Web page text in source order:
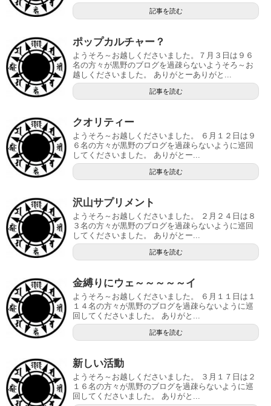
記事を読む
ポップカルチャー？
ようそろ～お越しくださいました。７月３日は９６
名の方々が黒野のブログを過疎らないようそろ～お
越しくださいました。 ありがとーありがと...
記事を読む
クオリティー
ようそろ～お越しくださいました。 ６月１２日は９
６名の方々が黒野のブログを過疎らないように巡回
してくださいました。 ありがとー...
記事を読む
沢山サプリメント
ようそろ～お越しくださいました。 ２月２４日は８
３名の方々が黒野のブログを過疎らないように巡回
してくださいました。 ありがとー...
記事を読む
金縛りにウェ～～～～～イ
ようそろ～お越しくださいました。 ６月１１日は１
１４名の方々が黒野のブログを過疎らないように巡
回してくださいました。 ありがと...
記事を読む
新しい活動
ようそろ～お越しくださいました。 ３月１７日は２
１６名の方々が黒野のブログを過疎らないように巡
回してくださいました。 ありがと...